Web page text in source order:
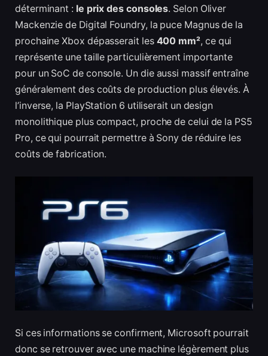
déterminant : le prix des consoles. Selon Oliver
Mackenzie de Digital Foundry, la puce Magnus de la
prochaine Xbox dépasserait les 400 mm², ce qui
représente une taille particulièrement importante
pour un SoC de console. Un die aussi massif entraîne
généralement des coûts de production plus élevés. À
l’inverse, la PlayStation 6 utiliserait un design
monolithique plus compact, proche de celui de la PS5
Pro, ce qui pourrait permettre à Sony de réduire les
coûts de fabrication.
Si ces informations se confirment, Microsoft pourrait
donc se retrouver avec une machine légèrement plus